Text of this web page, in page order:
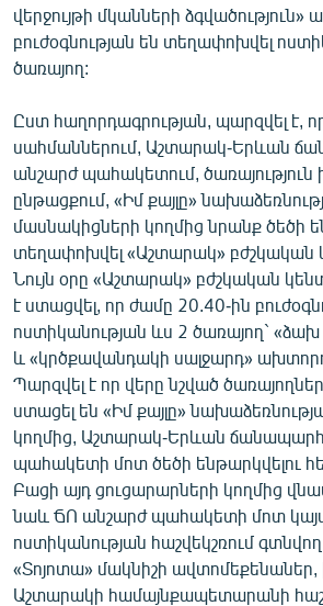
Հայերեն
English
ՀԵՏԵՎԵՔ ՄԵԶ
«Ազատության» բոլոր կայքերը
վերջույթի մկանների ձգվածություն»
բուժօգնության են տեղափոխվել
ծառայող:
Ըստ հաղորդագրության, պարզվել է,
սահմաններում, Աշտարակ-Երևան
անշարժ պահակետում, ծառայություն
ընթացքում, «Իմ քայլը»
մասնակիցների կողմից նրանք ծեծի
տեղափոխվել «Աշտարակ» բժշկական
Նույն օրը «Աշտարակ» բժշկական
է ստացվել, որ ժամը 20.40-ին
ոստիկանության ևս 2 ծառայող` «ձախ
և «կրծքավանդակի սալջարդ»
Պարզվել է որ վերը նշված
ստացել են «Իմ քայլը»
կողմից, Աշտարակ-Երևան
պահակետի մոտ ծեծի ենթարկվելու
Բացի այդ ցուցարարների կողմից
նաև ՃՈ անշարժ պահակետի մոտ
ոստիկանության հաշվեկշռում
«Տոյոտա» մակնիշի ավտոմեքենաներ,
Աշտարակի համայնքապետարանի